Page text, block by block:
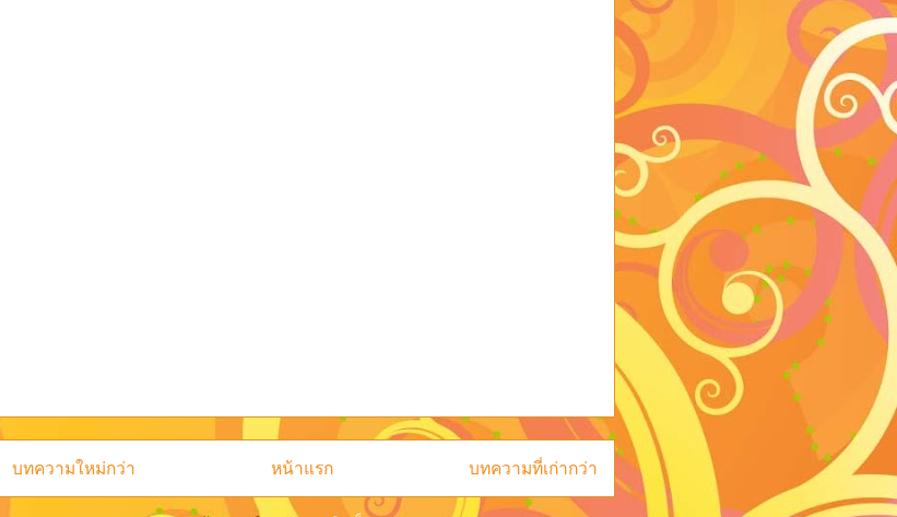
บทความใหม่กว่า บทความที่เก่ากว่า
หน้าแรก